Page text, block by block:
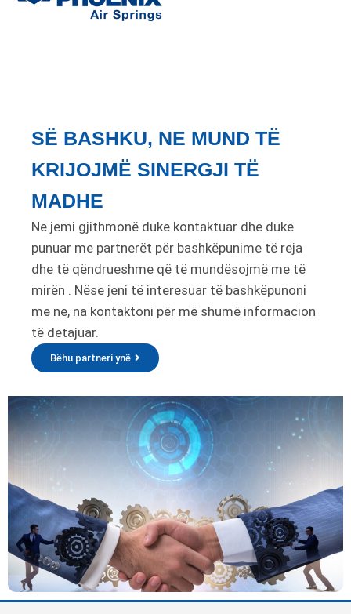
SË BASHKU, NE MUND TË
KRIJOJMË SINERGJI TË
MADHE
Ne jemi gjithmonë duke kontaktuar dhe duke
punuar me partnerët për bashkëpunime të reja
dhe të qëndrueshme që të mundësojmë me të
mirën . Nëse jeni të interesuar të bashkëpunoni
me ne, na kontaktoni për më shumë informacion
të detajuar.
Bëhu partneri ynë